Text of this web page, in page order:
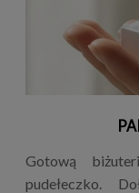
Gotową
pudełeczko.